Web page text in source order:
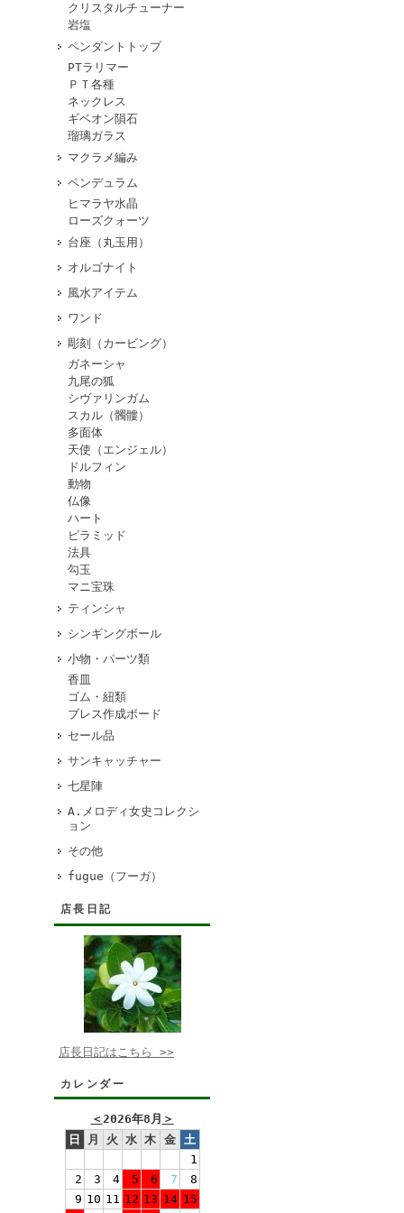
クリスタルチューナー
岩塩
ペンダントトップ
PTラリマー
ＰＴ各種
ネックレス
ギベオン隕石
瑠璃ガラス
マクラメ編み
ペンデュラム
ヒマラヤ水晶
ローズクォーツ
台座（丸玉用）
オルゴナイト
風水アイテム
ワンド
彫刻（カービング）
ガネーシャ
九尾の狐
シヴァリンガム
スカル（髑髏）
多面体
天使（エンジェル）
ドルフィン
動物
仏像
ハート
ピラミッド
法具
勾玉
マニ宝珠
ティンシャ
シンギングボール
小物・パーツ類
香皿
ゴム・紐類
ブレス作成ボード
セール品
サンキャッチャー
七星陣
A.メロディ女史コレクシ
ョン
その他
fugue（フーガ）
店長日記
店長日記はこちら >>
カレンダー
＜2026年8月 ＞
日
月 火 水 木 金
土
1
2
3 4 5 6 7
8
9 10 11 12 13 14 15